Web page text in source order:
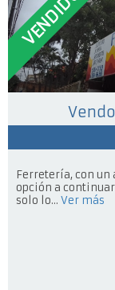
VENDIDO
Ferretería, con un
opción a
solo lo... Ver más